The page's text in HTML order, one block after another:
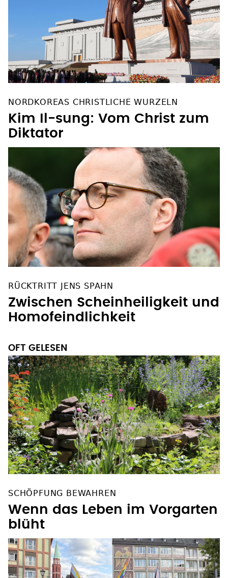
NORDKOREAS CHRISTLICHE WURZELN
Kim Il-sung: Vom Christ zum
RÜCKTRITT JENS SPAHN
Zwischen Scheinheiligkeit und
OFT GELESEN
SCHÖPFUNG BEWAHREN
Wenn das Leben im Vorgarten